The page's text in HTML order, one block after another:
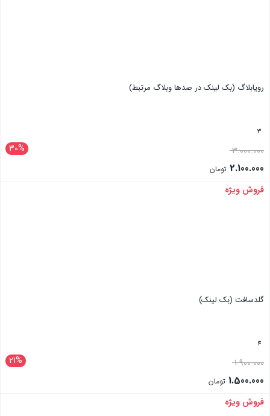
رویابلاگ (بک لینک در صدها وبلاگ مرتبط)
3
30% 3.000.000
2.100.000 تومان
بستن
فروش ویژه
گلد‌سافت (بک لینک)
4
21% 1.900.000
1.500.000 تومان
بستن
فروش ویژه